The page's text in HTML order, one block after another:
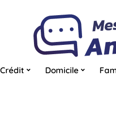
Crédit Domicile